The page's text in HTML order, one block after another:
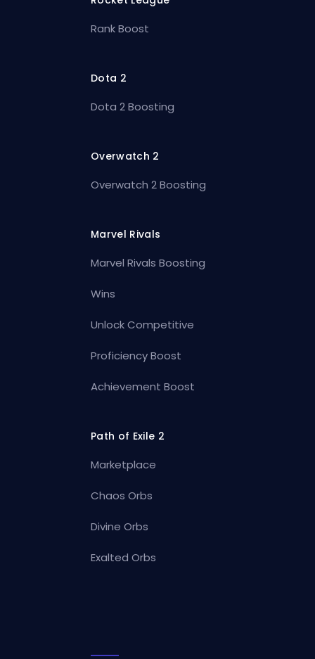
Rank Boost
Dota 2
Dota 2 Boosting
Overwatch 2
Overwatch 2 Boosting
Marvel Rivals
Marvel Rivals Boosting
Wins
Unlock Competitive
Proficiency Boost
Achievement Boost
Path of Exile 2
Marketplace
Chaos Orbs
Divine Orbs
Exalted Orbs